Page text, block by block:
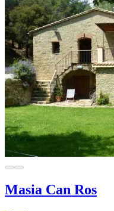
Masia Can Ros